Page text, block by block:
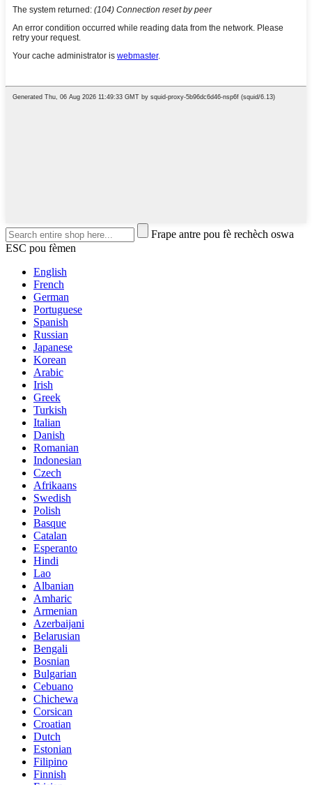
Frape antre pou fè rechèch oswa
ESC pou fèmen
English
French
German
Portuguese
Spanish
Russian
Japanese
Korean
Arabic
Irish
Greek
Turkish
Italian
Danish
Romanian
Indonesian
Czech
Afrikaans
Swedish
Polish
Basque
Catalan
Esperanto
Hindi
Lao
Albanian
Amharic
Armenian
Azerbaijani
Belarusian
Bengali
Bosnian
Bulgarian
Cebuano
Chichewa
Corsican
Croatian
Dutch
Estonian
Filipino
Finnish